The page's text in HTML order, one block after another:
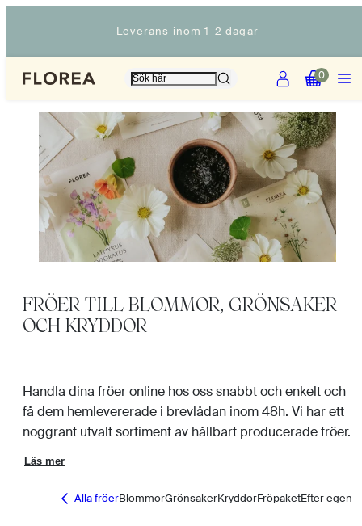
Leverans inom 1-2 dagar
Konto
Visa
min
(0)
Visa
min
(0)
0 Meny
FRÖER TILL BLOMMOR, GRÖNSAKER
OCH KRYDDOR
Handla dina fröer online hos oss snabbt och enkelt och
få dem hemlevererade i brevlådan inom 48h. Vi har ett
noggrant utvalt sortiment av hållbart producerade fröer.
Läs mer
Alla fröerBlommorGrönsakerKryddorFröpaketEfter